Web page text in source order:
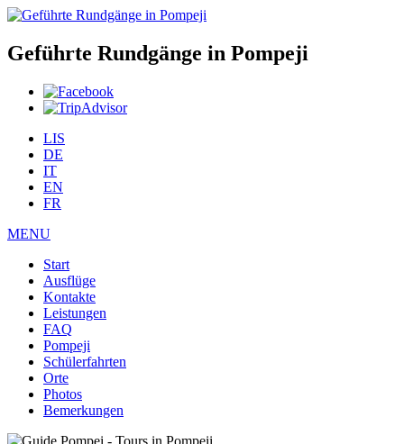
Geführte Rundgänge in Pompeji
LIS
DE
IT
EN
FR
MENU
Start
Ausflüge
Kontakte
Leistungen
FAQ
Pompeji
Schülerfahrten
Orte
Photos
Bemerkungen